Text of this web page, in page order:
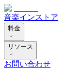
音楽インストア
料金
リソース
お問い合わせ